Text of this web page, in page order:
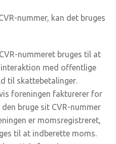
nummer, kan det bruges
nummeret bruges til at
med offentlige
til skattebetalinger.
foreningen fakturerer for
bruge sit CVR-nummer
er momsregistreret,
til at indberette moms.